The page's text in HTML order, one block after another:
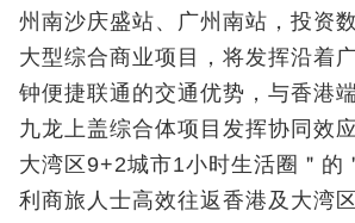
州南沙庆盛站、广州南站，投资
大型综合商业项目，将发挥沿着
钟便捷联通的交通优势，与香港
九龙上盖综合体项目发挥协同效
大湾区9+2城市1小时生活圈＂的
利商旅人士高效往返香港及大湾